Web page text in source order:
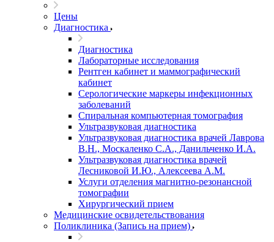
Цены
Диагностика
Диагностика
Лабораторные исследования
Рентген кабинет и маммографический
кабинет
Серологические маркеры инфекционных
заболеваний
Спиральная компьютерная томография
Ультразвуковая диагностика
Ультразвуковая диагностика врачей Лаврова
В.Н., Москаленко С.А., Данильченко И.А.
Ультразвуковая диагностика врачей
Лесниковой И.Ю., Алексеева А.М.
Услуги отделения магнитно-резонансной
томографии
Хирургический прием
Медицинские освидетельствования
Поликлиника (Запись на прием)